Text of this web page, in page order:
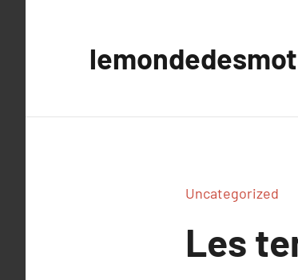
Uncategorized
Les